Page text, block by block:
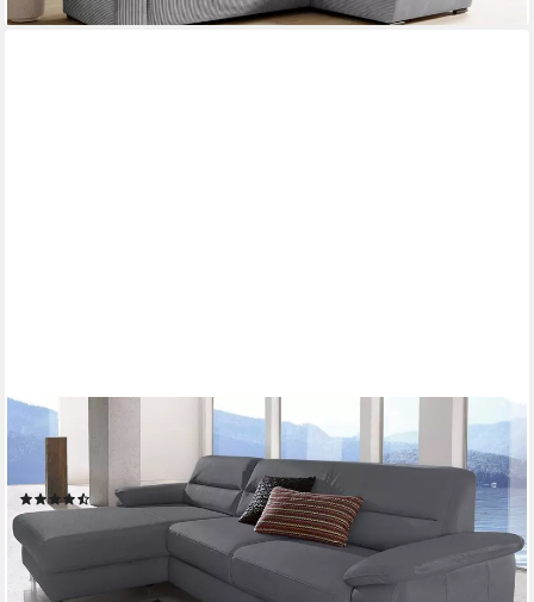
Ecksofa Ascara L-Form, inklusive Boxspring/Federkern-
Polsterung, wahlweise mit Schlaffunktion
(84)
1.399,99 € UVP2.299,00 €
-39%